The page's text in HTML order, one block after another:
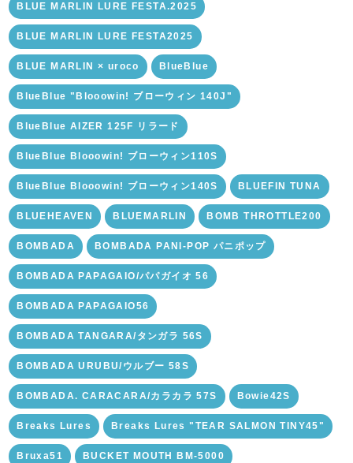
BLUE MARLIN LURE FESTA.2025
BLUE MARLIN LURE FESTA2025
BLUE MARLIN × uroco BlueBlue
BlueBlue "Blooowin! ブローウィン 140J"
BlueBlue AIZER 125F リラード
BlueBlue Blooowin! ブローウィン110S
BlueBlue Blooowin! ブローウィン140S BLUEFIN TUNA
BLUEHEAVEN BLUEMARLIN BOMB THROTTLE200
BOMBADA BOMBADA PANI-POP パニポップ
BOMBADA PAPAGAIO/パパガイオ 56
BOMBADA PAPAGAIO56
BOMBADA TANGARA/タンガラ 56S
BOMBADA URUBU/ウルブー 58S
BOMBADA. CARACARA/カラカラ 57S Bowie42S
Breaks Lures Breaks Lures "TEAR SALMON TINY45"
Bruxa51 BUCKET MOUTH BM-5000